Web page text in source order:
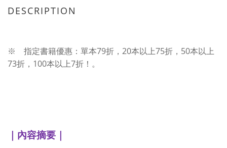
DESCRIPTION
※ 指定書籍優惠：單本79折， 20本以上75折， 50本以上
73折， 100本以上7折！。
｜內容摘要｜